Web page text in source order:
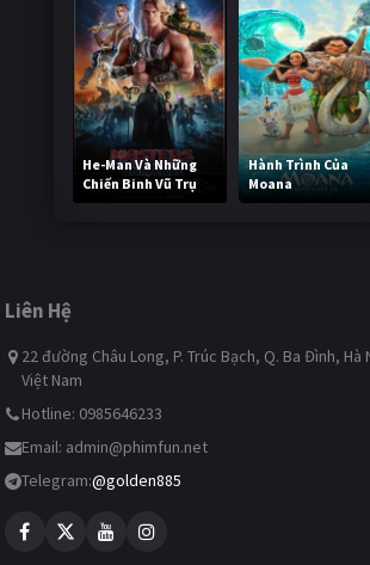
He-Man Và Những
Chiến Binh Vũ Trụ
249,623 lượt xem
Hành Trình Của
Moana
500,081 lượt xem
Liên Hệ
22 đường Châu Long, P. Trúc Bạch, Q. Ba Đình, Hà
Việt Nam
Hotline: 0985646233
Email: admin@phimfun.net
Telegram:@golden885